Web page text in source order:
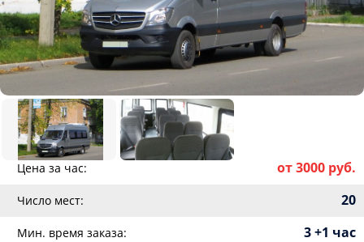
Цена за час: от 3000 руб.
Число мест: 20
Мин. время заказа: 3 +1 час